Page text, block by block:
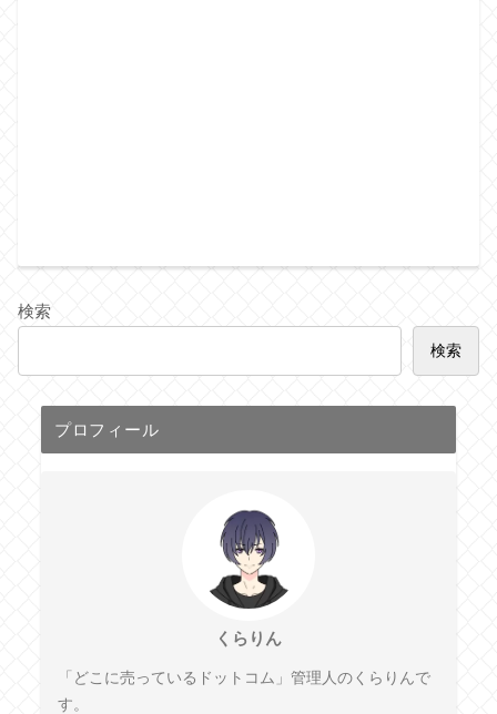
検索
検索
プロフィール
くらりん
「どこに売っているドットコム」管理人のくらりんで
す。